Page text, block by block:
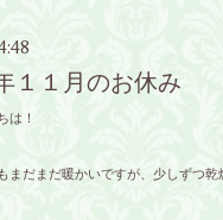
１１月のお休み
は！
まだまだ暖かいですが、少しずつ乾